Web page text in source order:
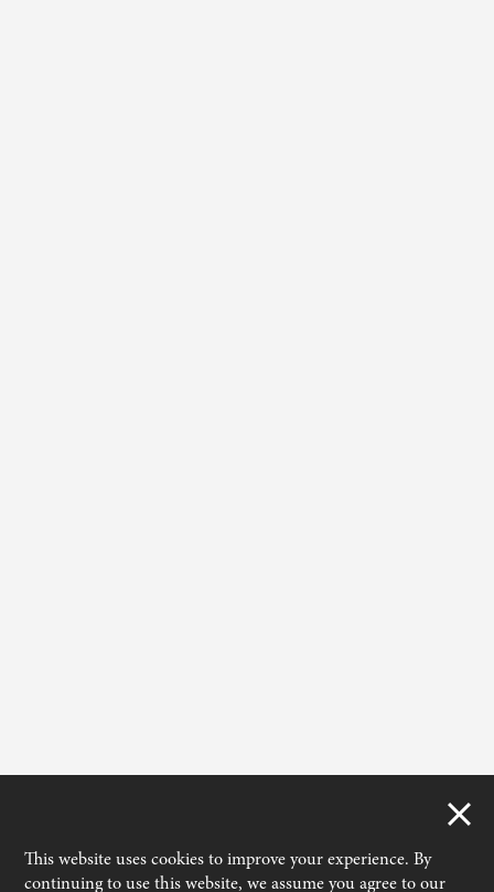
This website uses cookies to improve your experience. By
continuing to use this website, we assume you agree to our